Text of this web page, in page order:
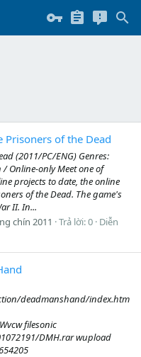
Prisoners of the Dead
(2011/PC/ENG) Genres:
Online-only Meet one of
projects to date, the online
of the Dead. The game's
II. In...
chín 2011 Trả lời: 0 Diễn
deadmanshand/index.htm
filesonic
DMH.rar wupload